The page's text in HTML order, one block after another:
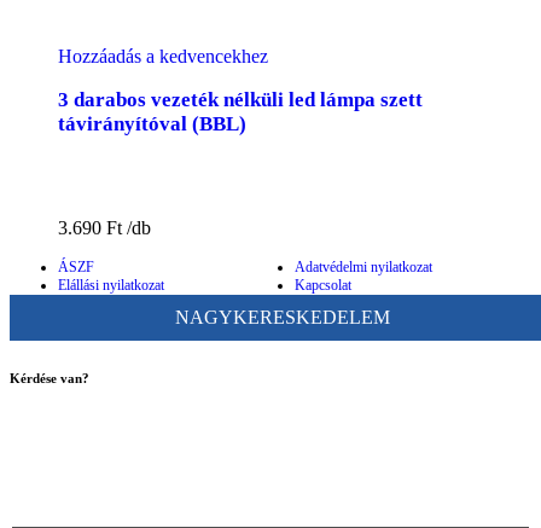
Hozzáadás a kedvencekhez
3 darabos vezeték nélküli led lámpa szett
távirányítóval (BBL)
3.690 Ft
ÁSZF
Adatvédelmi nyilatkozat
Elállási nyilatkozat
Kapcsolat
NAGYKERESKEDELEM
Kérdése van?